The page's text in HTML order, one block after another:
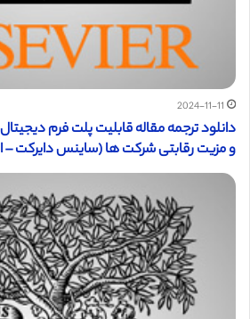
2024-11-11
دانلود ترجمه مقاله قابلیت پلت فرم
و مزیت رقابتی شرکت ها (ساینس دایرکت –